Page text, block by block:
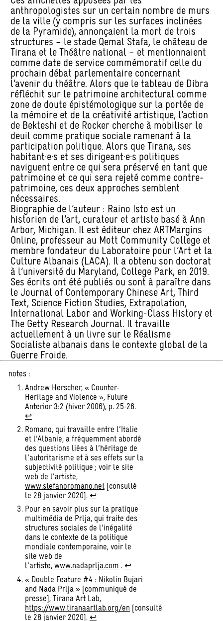
anthropologistes sur un certain nombre de murs
de la ville (y compris sur les surfaces inclinées
de la Pyramide), annonçaient la mort de trois
structures – le stade Qemal Stafa, le château de
Tirana et le Théâtre national – et mentionnaient
comme date de service commémoratif celle du
prochain débat parlementaire concernant
l’avenir du théâtre. Alors que le tableau de Dibra
réfléchit sur le patrimoine architectural comme
zone de doute épistémologique sur la portée de
la mémoire et de la créativité artistique, l’action
de Bekteshi et de Rocker cherche à mobiliser le
deuil comme pratique sociale ramenant à la
participation politique. Alors que Tirana, ses
habitant·e·s et ses dirigeant·e·s politiques
naviguent entre ce qui sera préservé en tant que
patrimoine et ce qui sera rejeté comme contre-
patrimoine, ces deux approches semblent
nécessaires.
Biographie de l’auteur : Raino Isto est un
historien de l’art, curateur et artiste basé à Ann
Arbor, Michigan. Il est éditeur chez ARTMargins
Online, professeur au Mott Community College et
membre fondateur du Laboratoire pour l’Art et la
Culture Albanais (LACA). Il a obtenu son doctorat
à l’université du Maryland, College Park, en 2019.
Ses écrits ont été publiés ou sont à paraître dans
le Journal of Contemporary Chinese Art, Third
Text, Science Fiction Studies, Extrapolation,
International Labor and Working-Class History et
The Getty Research Journal. Il travaille
actuellement à un livre sur le Réalisme
Socialiste albanais dans le contexte global de la
Guerre Froide.
notes :
Andrew Herscher, « Counter-
Heritage and Violence », Future
Anterior 3:2 (hiver 2006), p. 25-26.
↩︎
Romano, qui travaille entre l’Italie
et l’Albanie, a fréquemment abordé
des questions liées à l’héritage de
l’autoritarisme et à ses effets sur la
subjectivité politique ; voir le site
web de l’artiste,
www.stefanoromano.net[consulté
le 28 janvier 2020]. ↩︎
Pour en savoir plus sur la pratique
multimédia de Prlja, qui traite des
structures sociales de l’inégalité
dans le contexte de la politique
mondiale contemporaine, voir le
site web de
l’artiste, www.nadaprlja.com . ↩︎
« Double Feature #4 : Nikolin Bujari
and Nada Prlja » [communiqué de
presse], Tirana Art Lab,
https://www.tiranaartlab.org/en [consulté
le 28 janvier 2020]. ↩︎